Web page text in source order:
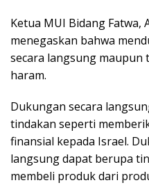
Ketua MUI Bidang Fatwa,
menegaskan bahwa
secara langsung maupun
haram.
Dukungan secara
tindakan seperti
finansial kepada Israel.
langsung dapat berupa
membeli produk dari